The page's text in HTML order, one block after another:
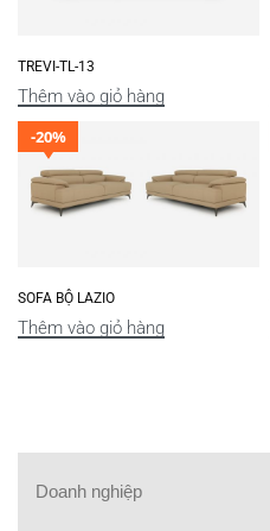
TREVI-TL-13
Thêm vào giỏ hàng
-20%
SOFA BỘ LAZIO
Thêm vào giỏ hàng
Doanh nghiệp